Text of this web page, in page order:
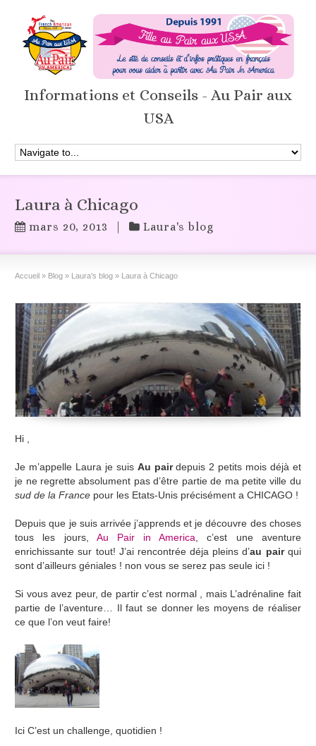
Informations et Conseils - Au Pair aux
USA
Laura à Chicago
mars 20, 2013 Laura's blog
Accueil » Blog » Laura's blog » Laura à Chicago
Hi ,
Je m’appelle Laura je suis Au pairdepuis 2 petits mois déjà et
je ne regrette absolument pas d’être partie de ma petite ville du
sud de la France pour les Etats-Unis précisément a CHICAGO !
Depuis que je suis arrivée j’apprends et je découvre des choses
tous les jours, Au Pair in America , c’est une aventure
enrichissante sur tout! J’ai rencontrée déja pleins d’au pair qui
sont d’ailleurs géniales ! non vous se serez pas seule ici !
Si vous avez peur, de partir c’est normal , mais L’adrénaline fait
partie de l’aventure… Il faut se donner les moyens de réaliser
ce que l’on veut faire!
Ici C’est un challenge, quotidien !